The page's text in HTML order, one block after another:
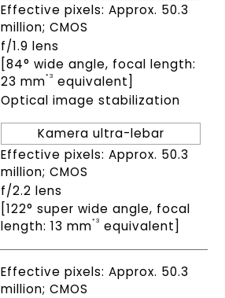
Effective pixels: Approx. 50.3
million; CMOS
f/1.9 lens
[84° wide angle, focal length:
23 mm*3 equivalent]
Optical image stabilization
Kamera ultra-lebar
Effective pixels: Approx. 50.3
million; CMOS
f/2.2 lens
[122° super wide angle, focal
length: 13 mm*3 equivalent]
Effective pixels: Approx. 50.3
million; CMOS